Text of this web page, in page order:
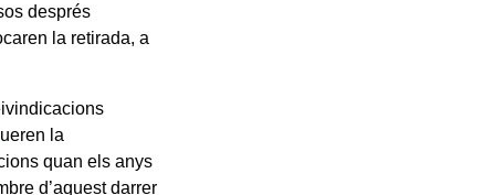
després
la retirada, a
la
quan els anys
d’aquest darrer